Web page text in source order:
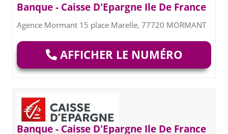
Banque - Caisse D'Epargne Ile De France
Agence Mormant 15 place Marelle, 77720 MORMANT
AFFICHER LE NUMÉRO
Banque - Caisse D'Epargne Ile De France